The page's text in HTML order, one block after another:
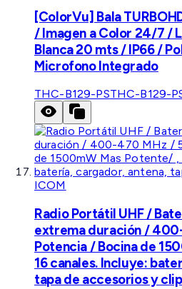
[ColorVu] Bala
/ Imagen a Color 24/7 /
Blanca 20 mts / IP66 /
Microfono Integrado
THC-B129-PSTHC-B129-
ICOM
Radio Portátil UHF /
extrema duración /
Potencia / Bocina de
16 canales. Incluye:
tapa de accesorios y